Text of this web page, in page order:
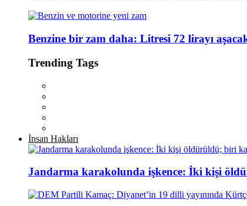
Benzine bir zam daha: Litresi 72 lirayı
Trending Tags
İnsan Hakları
Jandarma karakolunda işkence: İki kişi